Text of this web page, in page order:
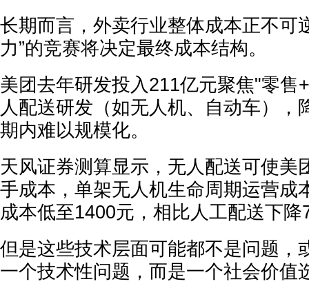
长期而言，外卖行业整体成本正不可
力”的竞赛将决定最终成本结构。
美团去年研发投入211亿元聚焦"零售
人配送研发（如无人机、自动车），
期内难以规模化。
天风证券测算显示，无人配送可使美
手成本，单架无人机生命周期运营成
成本低至1400元，相比人工配送下降
但是这些技术层面可能都不是问题，
一个技术性问题，而是一个社会价值